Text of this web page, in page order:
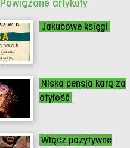
Powiązane artykuły
Jakubowe księgi
Niska pensja karą za
otyłość
Włącz pozytywne